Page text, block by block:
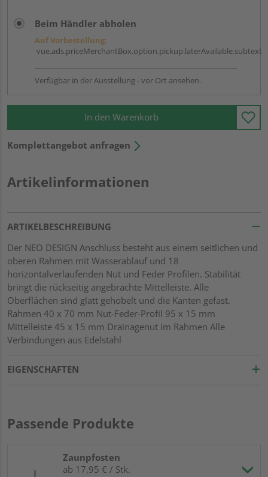
Beim Händler abholen
Auf Vorbestellung:
vue.ads.priceMerchantBox.option.pickup.laterAvailable.subtext
Verfügbar in der Ausstellung - vor Ort ansehen.
In den Warenkorb
Komplettangebot anfragen
Artikelinformationen
ARTIKELBESCHREIBUNG
Der NEO DESIGN Anschluss besteht aus einem seitlichen und
oberen Rahmen mit Wasserablauf und 18
horizontalverlaufenden Nut und Feder Profilen. Stabilität
bringt die rückseitig angebrachte Mittelleiste. Alle
Oberflächen sind glatt gehobelt und die Kanten gefast.
Rahmen 40 x 70 mm Nut-Feder-Profil 95 x 15 mm
Mittelleiste 45 x 15 mm Drainagenut im Rahmen Alle
Verbindungen aus Edelstahl
EIGENSCHAFTEN
Passende Produkte
Zaunpfosten
ab 17,95 € / Stk.